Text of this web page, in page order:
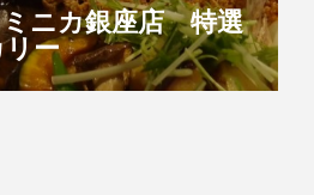
ニカ銀座店 特選
ー